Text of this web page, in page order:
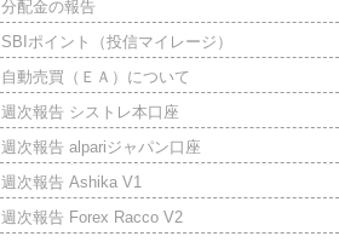
分配金の報告
SBIポイント（投信マイレージ）
自動売買（ＥＡ）について
週次報告 シストレ本口座
週次報告 alpariジャパン口座
週次報告 Ashika V1
週次報告 Forex Racco V2